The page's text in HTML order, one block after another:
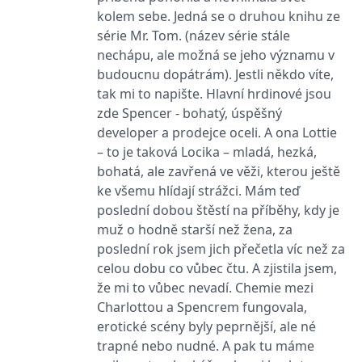
kolem sebe. Jedná se o druhou knihu ze
série Mr. Tom. (název série stále
nechápu, ale možná se jeho významu v
budoucnu dopátrám). Jestli někdo víte,
tak mi to napište. Hlavní hrdinové jsou
zde Spencer - bohatý, úspěšný
developer a prodejce oceli. A ona Lottie
– to je taková Locika – mladá, hezká,
bohatá, ale zavřená ve věži, kterou ještě
ke všemu hlídají strážci. Mám teď
poslední dobou štěstí na příběhy, kdy je
muž o hodně starší než žena, za
poslední rok jsem jich přečetla víc než za
celou dobu co vůbec čtu. A zjistila jsem,
že mi to vůbec nevadí. Chemie mezi
Charlottou a Spencrem fungovala,
erotické scény byly peprnější, ale né
trapné nebo nudné. A pak tu máme
se měly zobrazovat a
které by mohly být
relevantní pro
koncového uživatele,
který si prohlíží web.
Microsoft
Corporation
.clarity.ms
1 rok
Tento soubor cookie je v
Microsoftu široce
používán jako jedinečný
identifikátor uživatele.
Lze jej nastavit pomocí
vložených skriptů
že se synchronizuje s
mnoha různými
doménami společnosti
Microsoft, což umožňuje
sledování uživatelů.
.seznam.cz 1 měsíc
Toto je velmi běžný
název souboru cookie,
ale pokud je nalezen
jako soubor cookie
relace, bude
pravděpodobně použit
jako pro správu stavu
relace.
Google LLC
3 měsíce
Tento soubor cookie
nastavuje společnost
Doubleclick a provádí
informace o tom, jak